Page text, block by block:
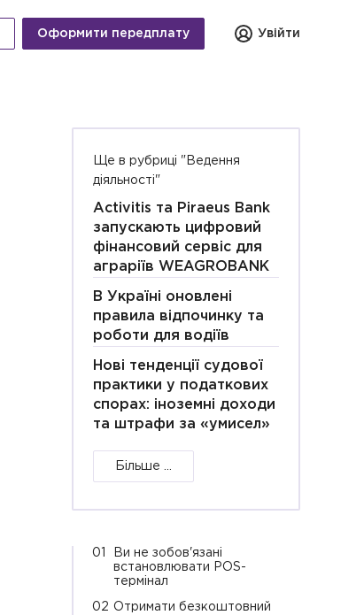
Оформити передплату Увійти
Ще в рубриці "Ведення
діяльності"
Activitis та Piraeus Bank
запускають цифровий
фінансовий сервіс для
аграріїв WEAGROBANK
В Україні оновлені
правила відпочинку та
роботи для водіїв
Нові тенденції судової
практики у податкових
спорах: іноземні доходи
та штрафи за «умисел»
Більше ...
01
Ви не зобов'язані
встановлювати POS-
термінал
02 Отримати безкоштовний